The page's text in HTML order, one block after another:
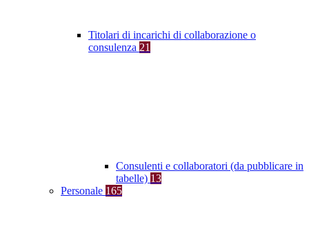
Titolari di incarichi di collaborazione o
consulenza 21
Consulenti e collaboratori (da pubblicare in
tabelle) 13
Personale 165